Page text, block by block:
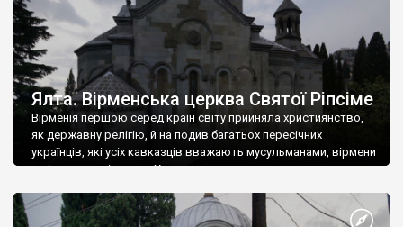
Ялта. Вірменська церква Святої Ріпсіме
Вірменія першою серед країн світу прийняла християнство,
як державну релігію, й на подив багатьох пересічних
українців, які усіх кавказців вважають мусульманами, вірмени
є відданими вірянами Христа